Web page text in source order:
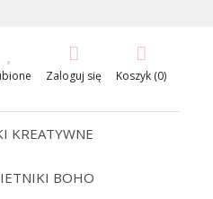
Zaloguj się Koszyk (0)
KREATYWNE
BOHO